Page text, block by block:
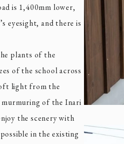
is 1,400mm lower,
eyesight, and there is
plants of the
of the school across
light from the
of the Inari
the scenery with
in the existing